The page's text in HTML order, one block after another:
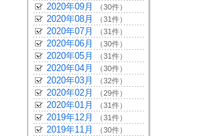
2020年09月 （30件）
2020年08月 （31件）
2020年07月 （31件）
2020年06月 （30件）
2020年05月 （31件）
2020年04月 （30件）
2020年03月 （32件）
2020年02月 （29件）
2020年01月 （31件）
2019年12月 （31件）
2019年11月 （30件）